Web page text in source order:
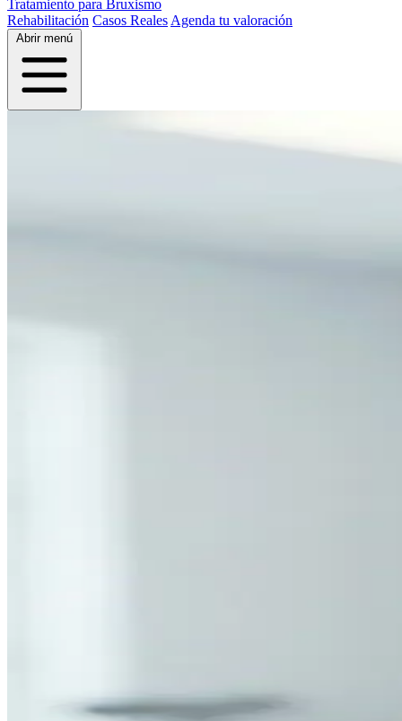
Tratamiento para Bruxismo
Rehabilitación Casos RealesAgenda tu valoración
Abrir menú